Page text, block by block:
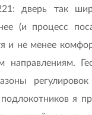
дверь так
(и процесс
и не менее
регулировок
я